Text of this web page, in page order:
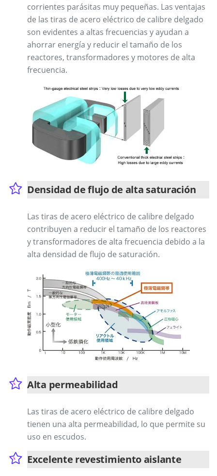
corrientes parásitas muy pequeñas. Las ventajas
de las tiras de acero eléctrico de calibre delgado
son evidentes a altas frecuencias y ayudan a
ahorrar energía y reducir el tamaño de los
reactores, transformadores y motores de alta
frecuencia.
Densidad de flujo de alta saturación
Las tiras de acero eléctrico de calibre delgado
contribuyen a reducir el tamaño de los reactores
y transformadores de alta frecuencia debido a la
alta densidad de flujo de saturación.
Alta permeabilidad
Las tiras de acero eléctrico de calibre delgado
tienen una alta permeabilidad, lo que permite su
uso en escudos.
Excelente revestimiento aislante